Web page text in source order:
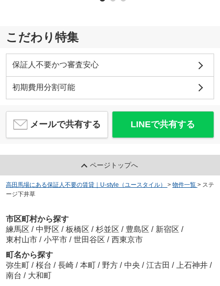
こだわり特集
保証人不要かつ審査安心
初期費用分割可能
メールで共有する LINEで共有する
ページトップへ
高田馬場にある保証人不要の賃貸｜U-style（ユースタイル） > 物件一覧 > ステ
ージ下井草
市区町村から探す
練馬区 / 中野区 / 板橋区 / 杉並区 / 豊島区 / 新宿区 /
東村山市 / 小平市 / 世田谷区 / 西東京市
町名から探す
弥生町 / 桜台 / 長崎 / 本町 / 野方 / 中央 / 江古田 / 上石神井 /
南台 / 大和町